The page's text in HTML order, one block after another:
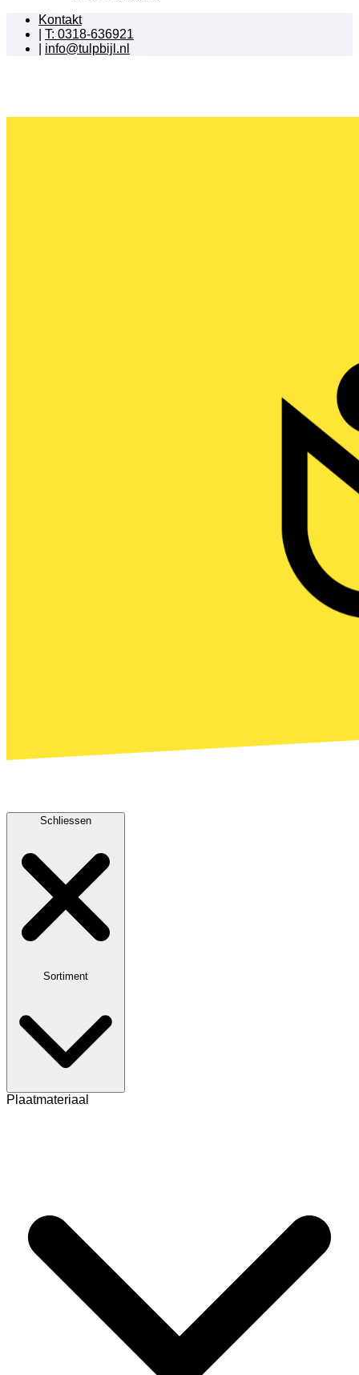
Kontakt
T: 0318-636921
info@tulpbijl.nl
Schliessen
Sortiment
Plaatmateriaal